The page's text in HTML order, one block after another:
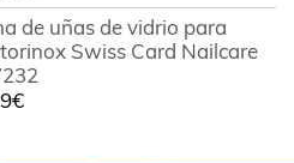
de uñas de vidrio para
Swiss Card Nailcare
€